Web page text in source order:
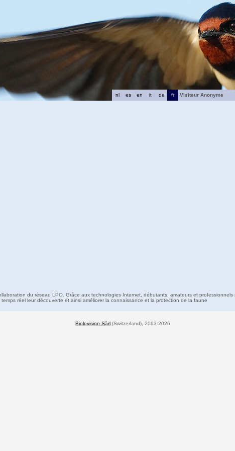
fr
de
it
en
es
nl
Visiteur Anonyme
du réseau LPO. Grâce aux technologies Internet, débutants, amateurs et professionnels
réel leur découverte et ainsi améliorer la connaissance et la protection de la faune
Biolovision Sàrl (Switzerland), 2003-2026